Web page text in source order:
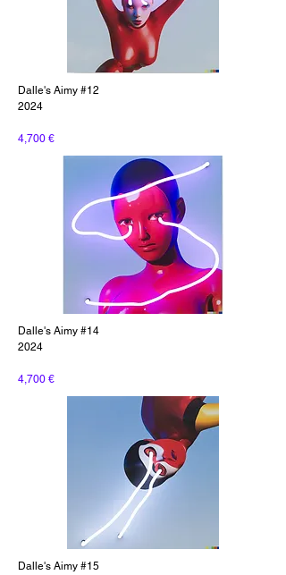
Dalle's Aimy #12
2024
4,700 €
Dalle's Aimy #14
2024
4,700 €
Dalle's Aimy #15